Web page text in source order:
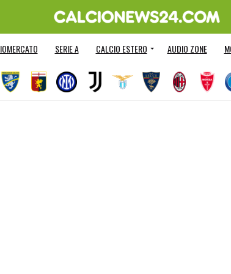
SERIE A CALCIO ESTERO AUDIO ZONE